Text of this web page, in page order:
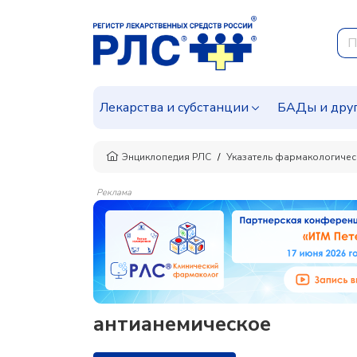
Лекарства и субстанции БАДы и
Энциклопедия РЛС Указатель
Реклама
антианемическое